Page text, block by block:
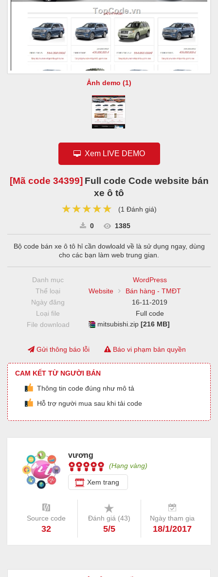
Ảnh demo (1)
Xem LIVE DEMO
[Mã code 34399] Full code Code website bán
xe ô tô
★★★★★
★★★★★
★★★★★ (1 Đánh giá)
0 1385
Bộ code bán xe ô tô hỉ cần dowloald về là sử dụng ngay, dùng
cho các bạn làm web trung gian.
Danh mục
WordPress
Thể loại
Website
Bán hàng - TMĐT
Ngày đăng
16-11-2019
Loại file
Full code
File download
mitsubishi.zip[216 MB]
Gửi thông báo lỗi Báo vi phạm bản quyền
CAM KẾT TỪ NGƯỜI BÁN
Thông tin code đúng như mô tả
Hỗ trợ người mua sau khi tải code
vương
(Hạng vàng)
Xem trang
Source code
32
Đánh giá (43)
5/5
Ngày tham gia
18/1/2017